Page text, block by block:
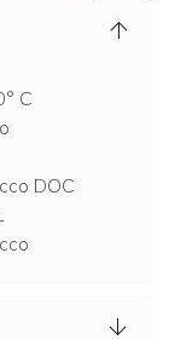
C
DOC